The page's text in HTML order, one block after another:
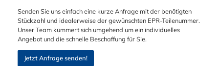
Senden Sie uns einfach eine kurze Anfrage mit der benötigten
Stückzahl und idealerweise der gewünschten EPR-Teilenummer.
Unser Team kümmert sich umgehend um ein individuelles
Angebot und die schnelle Beschaffung für Sie.
Jetzt Anfrage senden!